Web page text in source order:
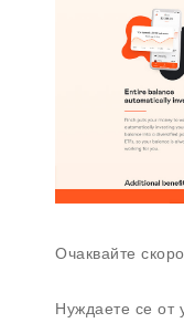
Очаквайте
Нуждаете се от